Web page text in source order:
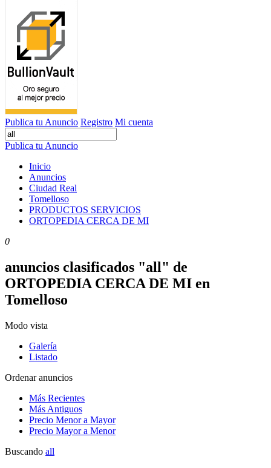
Publica tu Anuncio Registro Mi cuenta
Publica tu Anuncio
Inicio
Anuncios
Ciudad Real
Tomelloso
PRODUCTOS SERVICIOS
ORTOPEDIA CERCA DE MI
0
anuncios clasificados "all" de
ORTOPEDIA CERCA DE MI en
Tomelloso
Modo vista
Galería
Listado
Ordenar anuncios
Más Recientes
Más Antiguos
Precio Menor a Mayor
Precio Mayor a Menor
Buscando all